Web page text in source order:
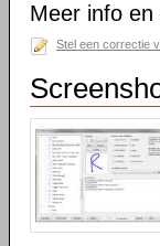
Meer info en
Stel een correctie